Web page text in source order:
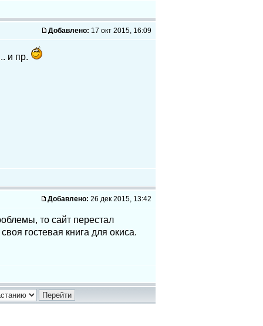
Добавлено: 17 окт 2015, 16:09
и пр.
Добавлено: 26 дек 2015, 13:42
то сайт перестал
гостевая книга для окиса.